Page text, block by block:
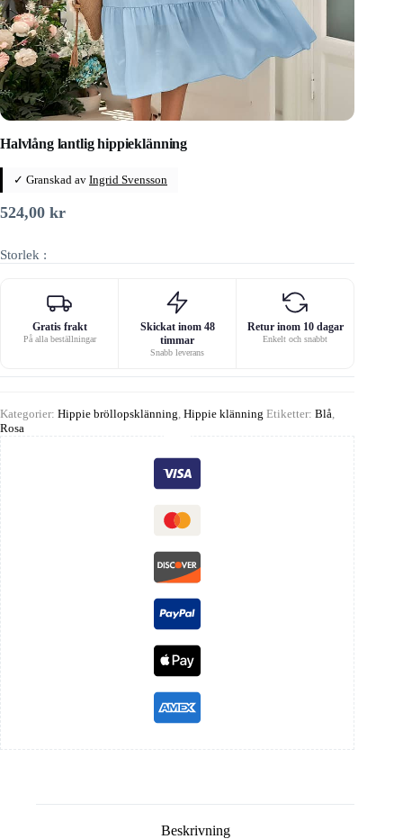
Halvlång lantlig hippieklänning
✓ Granskad av Ingrid Svensson
524,00 kr
Storlek :
Gratis frakt
På alla beställningar
Skickat inom 48
timmar
Snabb leverans
Retur inom 10 dagar
Enkelt och snabbt
Kategorier: Hippie bröllopsklänning Hippie klänning Etiketter: Blå
Rosa
Beskrivning